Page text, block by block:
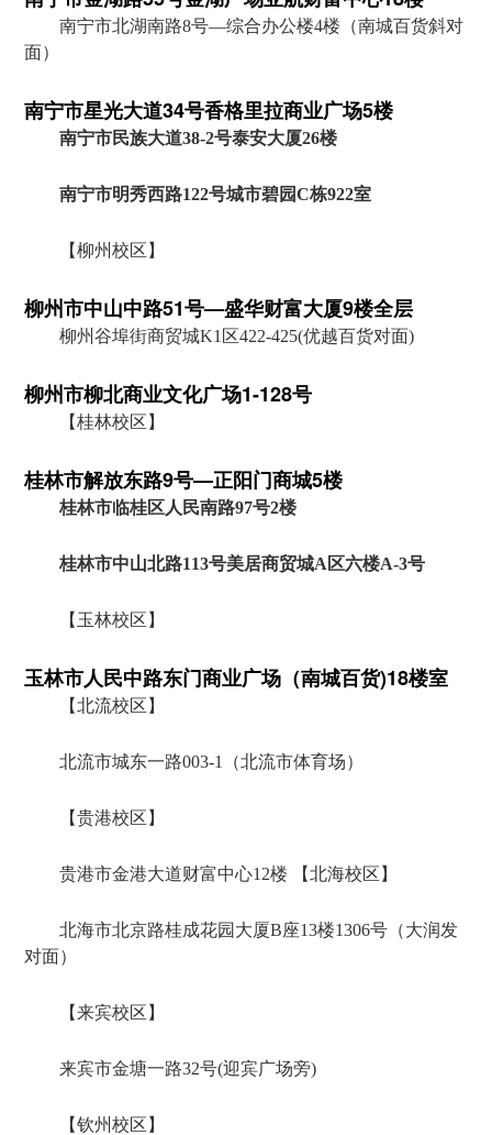
南宁市北湖南路8号—综合办公楼4楼（南城百货斜对
面）
南宁市星光大道34号香格里拉商业广场5楼
南宁市民族大道38-2号泰安大厦26楼
南宁市明秀西路122号城市碧园C栋922室
【柳州校区】
柳州市中山中路51号—盛华财富大厦9楼全层
柳州谷埠街商贸城K1区422-425(优越百货对面)
柳州市柳北商业文化广场1-128号
【桂林校区】
桂林市解放东路9号—正阳门商城5楼
桂林市临桂区人民南路97号2楼
桂林市中山北路113号美居商贸城A区六楼A-3号
【玉林校区】
玉林市人民中路东门商业广场（南城百货)18楼室
【北流校区】
北流市城东一路003-1（北流市体育场）
【贵港校区】
贵港市金港大道财富中心12楼 【北海校区】
北海市北京路桂成花园大厦B座13楼1306号（大润发
对面）
【来宾校区】
来宾市金塘一路32号(迎宾广场旁)
【钦州校区】